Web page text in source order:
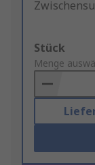
Add
to
Basket
Stück
Menge